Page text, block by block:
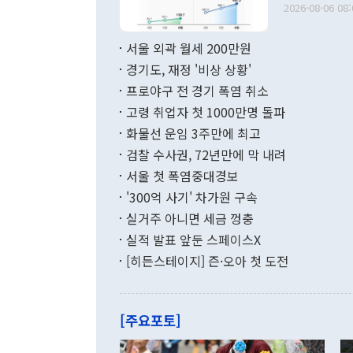
다. [정동영 통일부 장관이 지난달 23일 오후 서울 종로구 정부서울청사에
무너졌다고
함께 4자 대
"우리의 선
관은 업무
이 9월 러시
료=한국은행] 한국은행이 6일 발표한 '2026년 6월 국제수지(잠정)'
며 월간 기
196.9% 급
수출은
기록했지만
로 전환됐다.
는 배당수입
였던 올해 3
2026-08-06
서울 외곽 월세 200만원
경기도, 재정 '비상 상황'
프로야구 전 경기 폭염 취소
고령 취업자 첫 1000만명 돌파
화물선 운임 3주만에 최고
검찰 수사권, 72년만에 막 내려
서울 첫 폭염중대경보
'300억 사기' 차가원 구속
실거주 아니면 세금 껑충
실적 발표 앞둔 스페이스X
[히든스테이지] 즌·오아 첫 도전
[주요포토]